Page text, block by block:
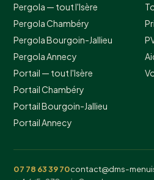
Pergola — tout l'Isère
Pergola Chambéry
Pergola Bourgoin-Jallieu
Pergola Annecy
Portail — tout l'Isère
Portail Chambéry
Portail Bourgoin-Jallieu
Portail Annecy
07 78 63 39 70contact@dms-